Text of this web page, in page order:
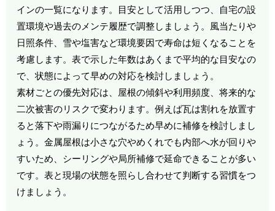
インの一覧になります。目安として活用しつつ、自宅の設
置環境や過去のメンテ履歴で調整しましょう。風当たりや
日照条件、雪や塩害など環境要因で寿命は短くなることを
考慮します。表で示した年数はあくまで平均的な目安なの
で、状態によって早めの対応を検討しましょう。
素材ごとの優先対応は、屋根の傾斜や利用頻度、将来的な
二次被害のリスクで変わります。例えば瓦は割れを放置す
ると落下や雨漏りにつながるため早めに補修を検討しまし
ょう。金属屋根は小さな穴やめくれでも内部へ水が回りや
すいため、シーリングや局所補修で延命できることが多い
です。表と現場の状態を照らし合わせて判断する習慣をつ
けましょう。